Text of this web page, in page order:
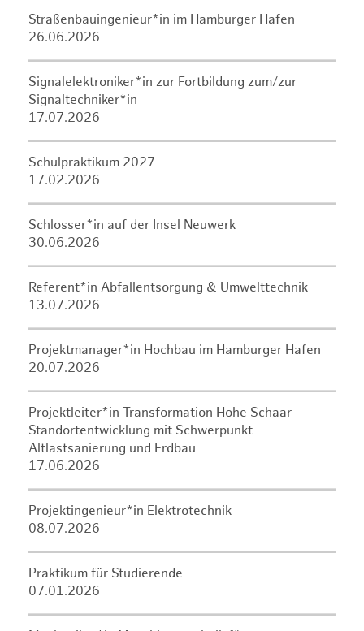
Straßenbauingenieur*in im Hamburger Hafen
26.06.2026
Signalelektroniker*in zur Fortbildung zum/zur
Signaltechniker*in
17.07.2026
Schulpraktikum 2027
17.02.2026
Schlosser*in auf der Insel Neuwerk
30.06.2026
Referent*in Abfallentsorgung & Umwelttechnik
13.07.2026
Projektmanager*in Hochbau im Hamburger Hafen
20.07.2026
Projektleiter*in Transformation Hohe Schaar –
Standortentwicklung mit Schwerpunkt
Altlastsanierung und Erdbau
17.06.2026
Projektingenieur*in Elektrotechnik
08.07.2026
Praktikum für Studierende
07.01.2026